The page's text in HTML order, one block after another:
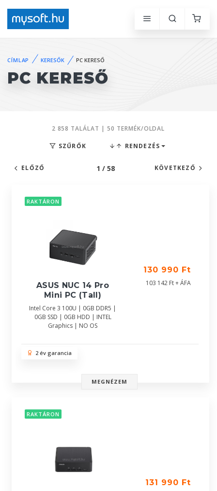
CÍMLAP KERESŐK PC KERESŐ
PC KERESŐ
2 858 TALÁLAT | 50 TERMÉK/OLDAL
SZŰRŐK RENDEZÉS
ELŐZŐ 1 / 58 KÖVETKEZŐ
RAKTÁRON
ASUS NUC 14 Pro
Mini PC (Tall)
Intel Core 3 100U | 0GB DDR5 |
0GB SSD | 0GB HDD | INTEL
Graphics | NO OS
130 990 Ft
103 142 Ft + ÁFA
2 év garancia
MEGNÉZEM
RAKTÁRON
131 990 Ft